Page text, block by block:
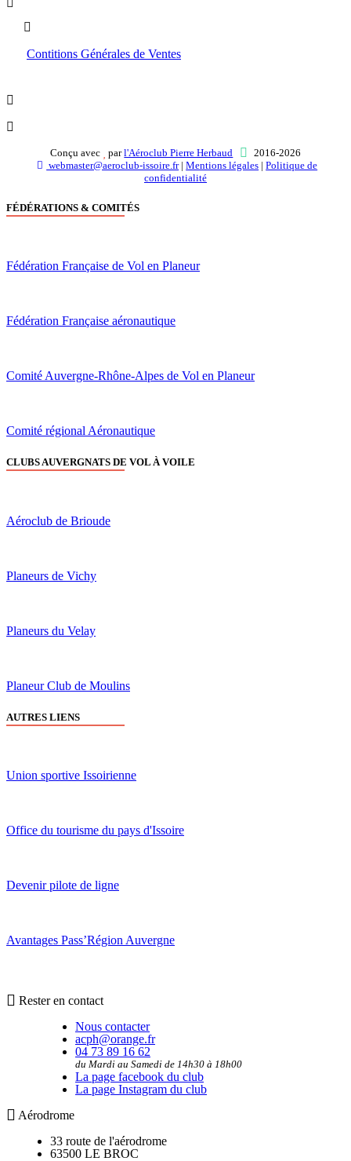
Contitions Générales de Ventes
Conçu avec parl'Aéroclub Pierre Herbaud
2016-2026
webmaster@aeroclub-issoire.fr|Mentions légales |Politique de
confidentialité
FÉDÉRATIONS & COMITÉS
Fédération Française de Vol en Planeur
Fédération Française aéronautique
Comité Auvergne-Rhône-Alpes de Vol en Planeur
Comité régional Aéronautique
CLUBS AUVERGNATS DE VOL À VOILE
Aéroclub de Brioude
Planeurs de Vichy
Planeurs du Velay
Planeur Club de Moulins
AUTRES LIENS
Union sportive Issoirienne
Office du tourisme du pays d'Issoire
Devenir pilote de ligne
Avantages Pass’Région Auvergne
Rester en contact
Nous contacter
acph@orange.fr
04 73 89 16 62
du Mardi au Samedi de 14h30 à 18h00
La page facebook du club
La page Instagram du club
Aérodrome
33 route de l'aérodrome
63500 LE BROC